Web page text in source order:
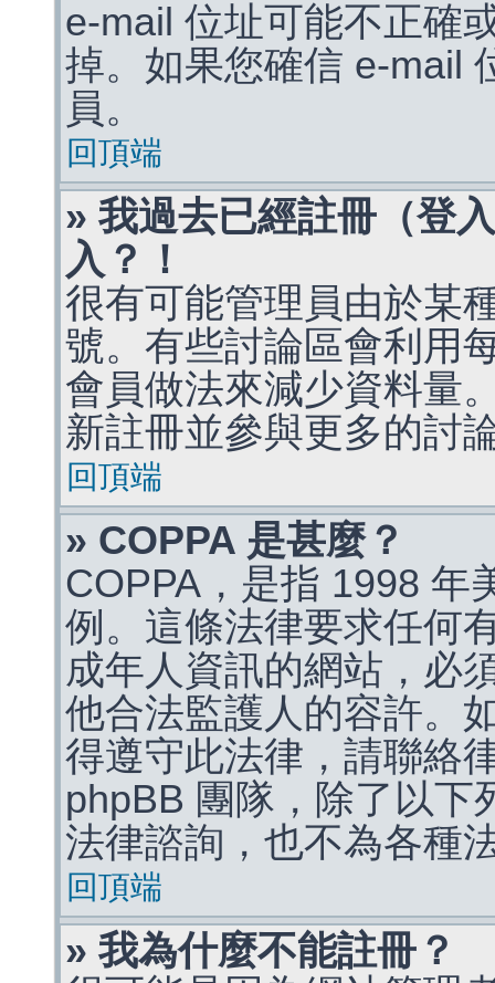
e-mail 位址可能不正確
掉。如果您確信 e-mail
員。
回頂端
» 我過去已經註冊（登
入？！
很有可能管理員由於某
號。有些討論區會利用
會員做法來減少資料量
新註冊並參與更多的討
回頂端
» COPPA 是甚麼？
COPPA，是指 1998 年
例。這條法律要求任何
成年人資訊的網站，必
他合法監護人的容許。
得遵守此法律，請聯絡
phpBB 團隊，除了以下
法律諮詢，也不為各種
回頂端
» 我為什麼不能註冊？